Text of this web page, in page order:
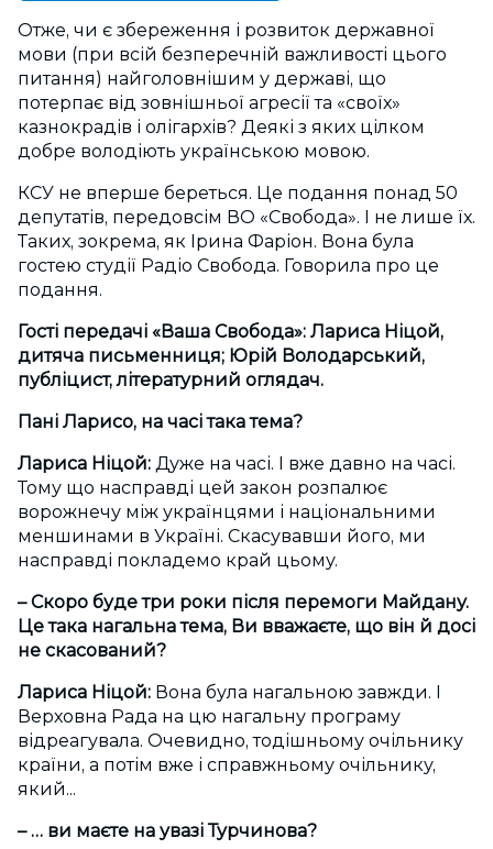
Отже, чи є збереження і розвиток державної
мови (при всій безперечній важливості цього
питання) найголовнішим у державі, що
потерпає від зовнішньої агресії та «своїх»
казнокрадів і олігархів? Деякі з яких цілком
добре володіють українською мовою.
КСУ не вперше береться. Це подання понад 50
депутатів, передовсім ВО «Свобода». І не лише їх.
Таких, зокрема, як Ірина Фаріон. Вона була
гостею студії Радіо Свобода. Говорила про це
подання.
Гості передачі «Ваша Свобода»: Лариса Ніцой,
дитяча письменниця; Юрій Володарський,
публіцист, літературний оглядач.
Пані Ларисо, на часі така тема?
Лариса Ніцой: Дуже на часі. І вже давно на часі.
Тому що насправді цей закон розпалює
ворожнечу між українцями і національними
меншинами в Україні. Скасувавши його, ми
насправді покладемо край цьому.
– Скоро буде три роки після перемоги Майдану.
Це така нагальна тема, Ви вважаєте, що він й досі
не скасований?
Лариса Ніцой: Вона була нагальною завжди. І
Верховна Рада на цю нагальну програму
відреагувала. Очевидно, тодішньому очільнику
країни, а потім вже і справжньому очільнику,
який...
– … ви маєте на увазі Турчинова?